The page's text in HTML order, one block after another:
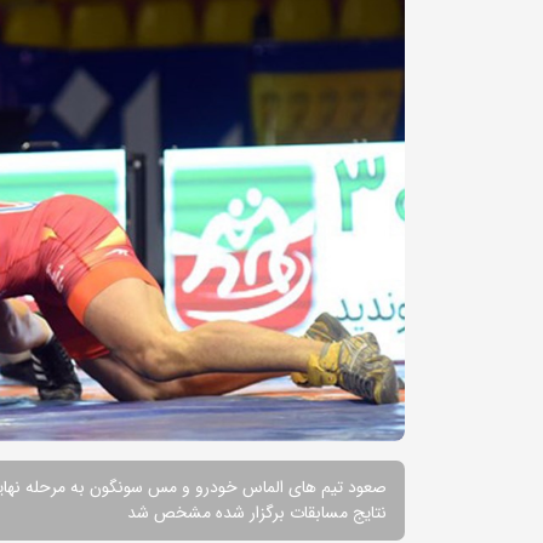
صعود تیم های الماس خودرو و مس سونگون به مرحله
نتایج مسابقات برگزار شده مشخص شد